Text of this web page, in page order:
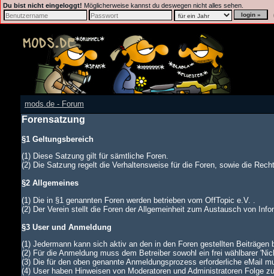
Du bist nicht eingeloggt! Möglicherweise kannst du deswegen nicht alles sehen.
mods.de - Forum
Forensatzung
§1 Geltungsbereich
(1) Diese Satzung gilt für sämtliche Foren.
(2) Die Satzung regelt die Verhaltensweise für die Foren, sowie die
§2 Allgemeines
(1) Die in §1 genannten Foren werden betrieben vom OffTopic e.V. .
(2) Der Verein stellt die Foren der Allgemeinheit zum Austausch von
§3 User und Anmeldung
(1) Jedermann kann sich aktiv an den in den Foren gestellten
(2) Für die Anmeldung muss dem Betreiber sowohl ein frei wählbarer
(3) Die für den oben genannte Anmeldungsprozess erforderliche eMail
(4) User haben Hinweisen von Moderatoren und Administratoren Folge